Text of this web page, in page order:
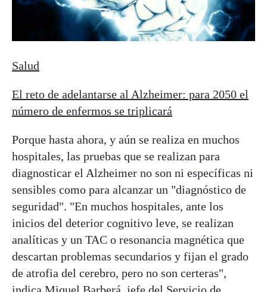
Salud
El reto de adelantarse al Alzheimer: para 2050 el
número de enfermos se triplicará
Porque hasta ahora, y aún se realiza en muchos
hospitales, las pruebas que se realizan para
diagnosticar el Alzheimer no son ni específicas ni
sensibles como para alcanzar un "diagnóstico de
seguridad". "En muchos hospitales, ante los
inicios del deterior cognitivo leve, se realizan
analíticas y un TAC o resonancia magnética que
descartan problemas secundarios y fijan el grado
de atrofia del cerebro, pero no son certeras",